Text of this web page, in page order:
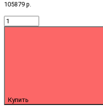
105879 р.
Купить